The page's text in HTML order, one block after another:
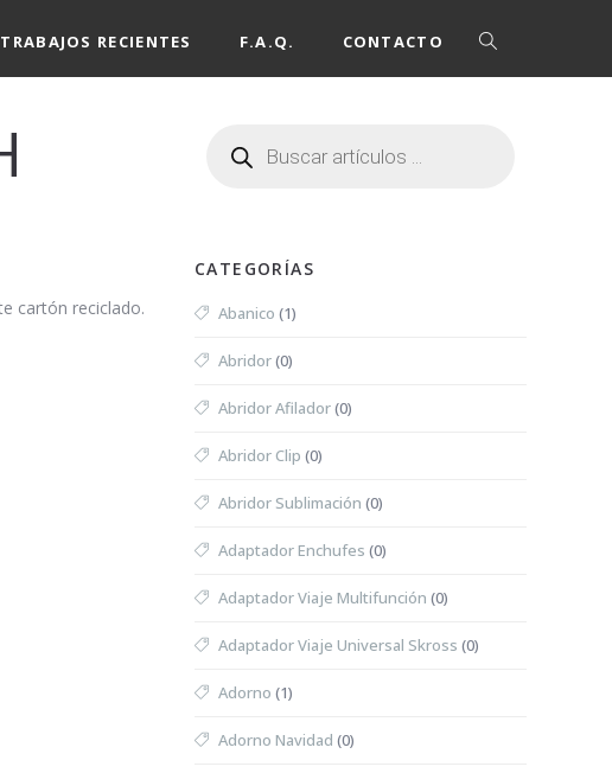
TRABAJOS RECIENTES F.A.Q. CONTACTO
cartón reciclado.
CATEGORÍAS
Abanico (1)
Abridor(0)
Abridor Afilador(0)
Abridor Clip (0)
Abridor Sublimación (0)
Adaptador Enchufes (0)
Adaptador Viaje Multifunción (0)
Adaptador Viaje Universal Skross (0)
Adorno (1)
Adorno Navidad (0)